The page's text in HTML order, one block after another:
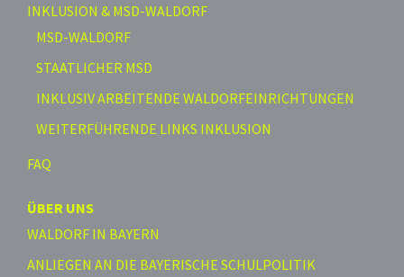
INKLUSION & MSD-WALDORF
MSD-WALDORF
STAATLICHER MSD
INKLUSIV ARBEITENDE WALDORFEINRICHTUNGEN
WEITERFÜHRENDE LINKS INKLUSION
FAQ
ÜBER UNS
WALDORF IN BAYERN
ANLIEGEN AN DIE BAYERISCHE SCHULPOLITIK